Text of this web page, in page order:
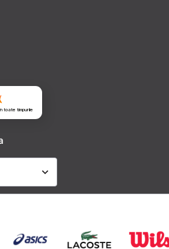
toate timpurile